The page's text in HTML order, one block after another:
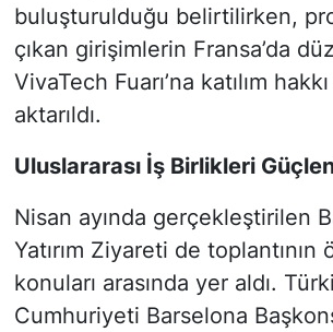
buluşturulduğu belirtilirken,
çıkan girişimlerin Fransa’da
VivaTech Fuarı’na katılım
aktarıldı.
Uluslararası İş Birlikleri
Nisan ayında gerçekleştirilen
Yatırım Ziyareti de toplantının
konuları arasında yer aldı.
Cumhuriyeti Barselona